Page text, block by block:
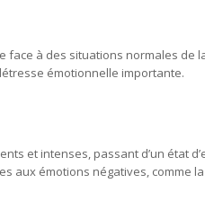
à des situations normales de
émotionnelle importante.
et intenses, passant d’un état
aux émotions négatives, comme